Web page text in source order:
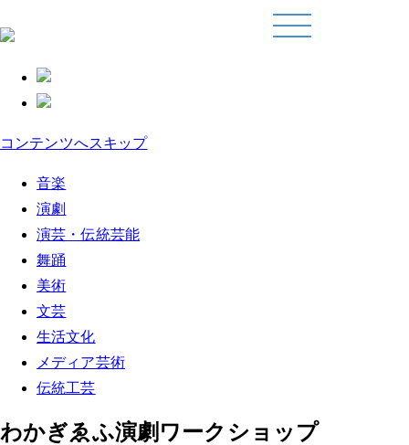
コンテンツへスキップ
音楽
演劇
演芸・伝統芸能
舞踊
美術
文芸
生活文化
メディア芸術
伝統工芸
わかぎゑふ演劇ワークショップ